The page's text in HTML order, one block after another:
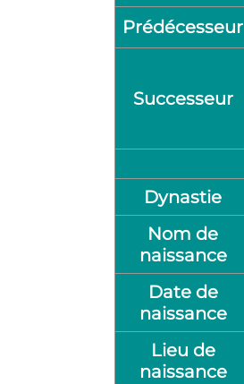
Prédécesseur
Successeur
Dynastie
Nom de
naissance
Date de
naissance
Lieu de
naissance